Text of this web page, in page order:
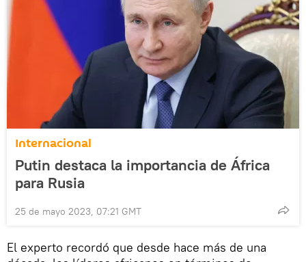
Internacional
Putin destaca la importancia de África
para Rusia
25 de mayo 2023, 07:21 GMT
El experto recordó que desde hace más de una